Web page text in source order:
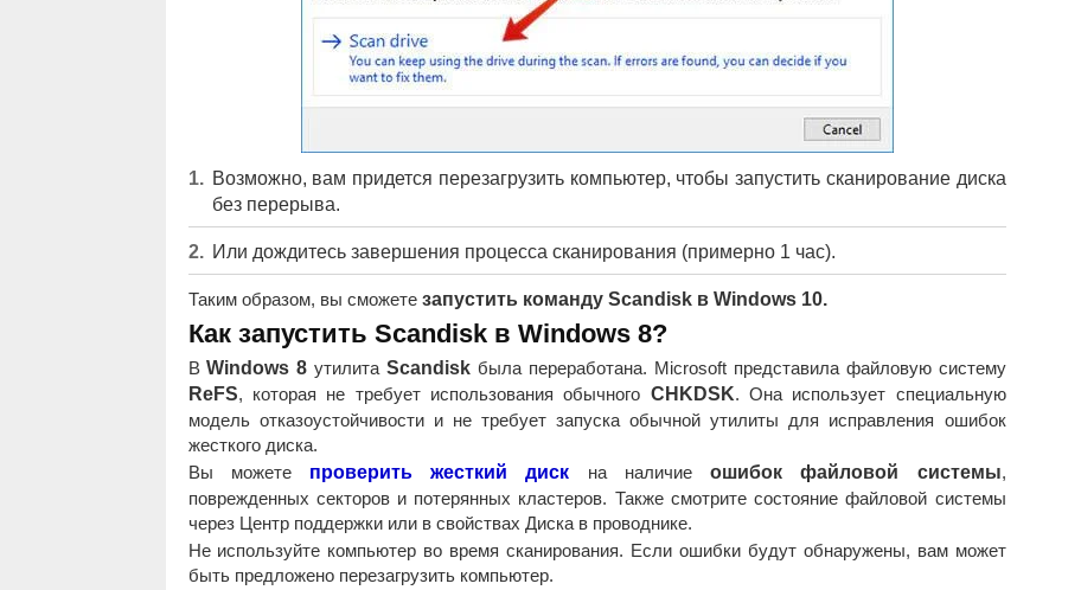
Возможно, вам придется перезагрузить компьютер, чтобы запустить сканирование диска
без перерыва.
Или дождитесь завершения процесса сканирования (примерно 1 час).
Таким образом, вы сможете запустить команду Scandisk в Windows 10.
Как запустить Scandisk в Windows 8?
ВWindows 8 утилитаScandisk была переработана. Microsoft представила файловую систему
ReFS, которая не требует использования обычного CHKDSK. Она использует специальную
модель отказоустойчивости и не требует запуска обычной утилиты для исправления ошибок
жесткого диска.
Вы можете проверить жесткий диск на наличиеошибок файловой системы,
поврежденных секторов и потерянных кластеров. Также смотрите состояние файловой системы
через Центр поддержки или в свойствах Диска в проводнике.
Не используйте компьютер во время сканирования. Если ошибки будут обнаружены, вам может
быть предложено перезагрузить компьютер.